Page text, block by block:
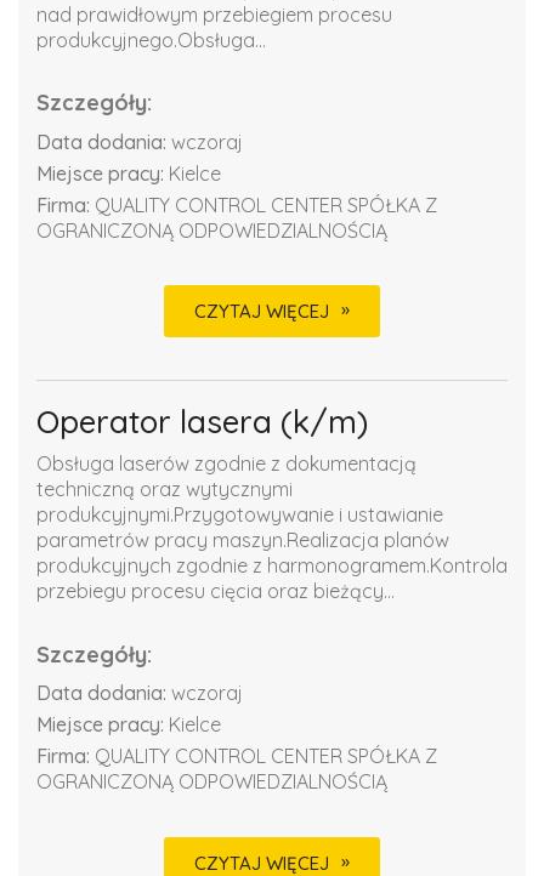
nad prawidłowym przebiegiem procesu
produkcyjnego.Obsługa...
Szczegóły:
Data dodania: wczoraj
Miejsce pracy: Kielce
Firma: QUALITY CONTROL CENTER SPÓŁKA Z
OGRANICZONĄ ODPOWIEDZIALNOŚCIĄ
CZYTAJ WIĘCEJ
Operator lasera (k/m)
Obsługa laserów zgodnie z dokumentacją
techniczną oraz wytycznymi
produkcyjnymi.Przygotowywanie i ustawianie
parametrów pracy maszyn.Realizacja planów
produkcyjnych zgodnie z harmonogramem.Kontrola
przebiegu procesu cięcia oraz bieżący...
Szczegóły:
Data dodania: wczoraj
Miejsce pracy: Kielce
Firma: QUALITY CONTROL CENTER SPÓŁKA Z
OGRANICZONĄ ODPOWIEDZIALNOŚCIĄ
CZYTAJ WIĘCEJ